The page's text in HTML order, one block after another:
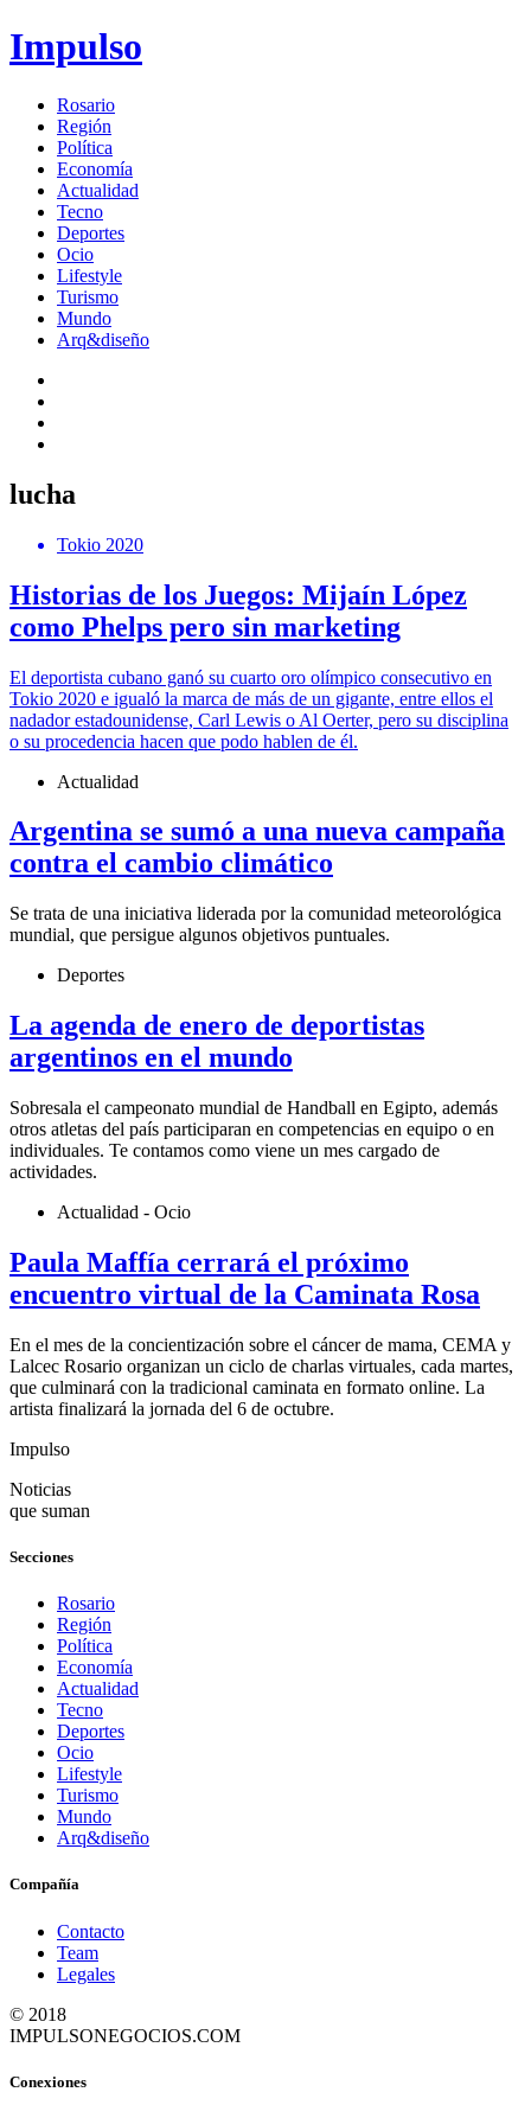
Impulso
Rosario
Región
Política
Economía
Actualidad
Tecno
Deportes
Ocio
Lifestyle
Turismo
Mundo
Arq&diseño
lucha
Tokio 2020
Historias de los Juegos: Mijaín López
como Phelps pero sin marketing
El deportista cubano ganó su cuarto oro olímpico consecutivo en
Tokio 2020 e igualó la marca de más de un gigante, entre ellos el
nadador estadounidense, Carl Lewis o Al Oerter, pero su disciplina
o su procedencia hacen que podo hablen de él.
Actualidad
Argentina se sumó a una nueva campaña
contra el cambio climático
Se trata de una iniciativa liderada por la comunidad meteorológica
mundial, que persigue algunos objetivos puntuales.
Deportes
La agenda de enero de deportistas
argentinos en el mundo
Sobresala el campeonato mundial de Handball en Egipto, además
otros atletas del país participaran en competencias en equipo o en
individuales. Te contamos como viene un mes cargado de
actividades.
Actualidad - Ocio
Paula Maffía cerrará el próximo
encuentro virtual de la Caminata Rosa
En el mes de la concientización sobre el cáncer de mama, CEMA y
Lalcec Rosario organizan un ciclo de charlas virtuales, cada martes,
que culminará con la tradicional caminata en formato online. La
artista finalizará la jornada del 6 de octubre.
Impulso
Noticias
que suman
Secciones
Rosario
Región
Política
Economía
Actualidad
Tecno
Deportes
Ocio
Lifestyle
Turismo
Mundo
Arq&diseño
Compañía
Contacto
Team
Legales
© 2018
IMPULSONEGOCIOS.COM
Conexiones